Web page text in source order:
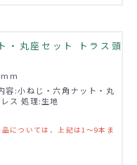
・丸座セット トラス頭
:小ねじ・六角ナット・丸
ス 処理:生地
については、上記は1～9本ま